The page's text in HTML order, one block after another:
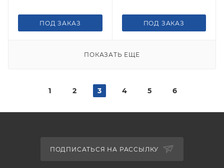
ПОД ЗАКАЗ ПОД ЗАКАЗ
ПОКАЗАТЬ ЕЩЕ
1 2 3 4 5 6
ПОДПИСАТЬСЯ НА РАССЫЛКУ